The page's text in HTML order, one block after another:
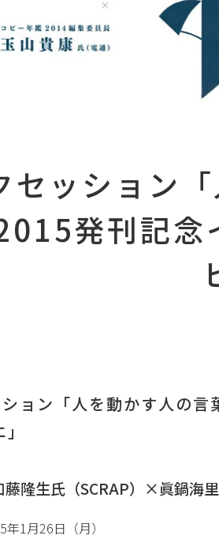
セッション
発刊記念
ョン「人を動かす人の言
藤隆生氏（SCRAP）×眞鍋海
年1月26日（月）